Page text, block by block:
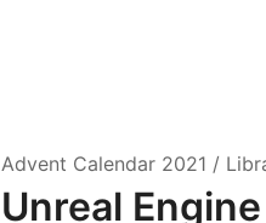
Advent Calendar 2021 /
Unreal